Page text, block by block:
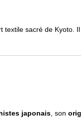
textile sacré de
japonais, son